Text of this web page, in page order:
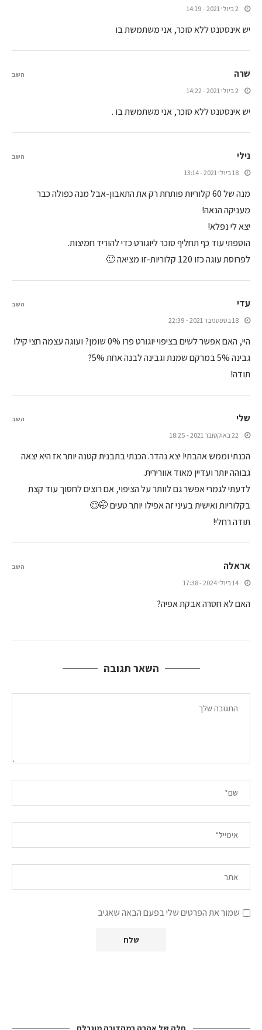
2 ביולי 2021 - 14:19
יש אינסטנט ללא סוכר, אני משתמשת בו
שרה
2 ביולי 2021 - 14:22
יש אינסטנט ללא סוכר, אני משתמשת בו .
השב
נילי
18 ביולי 2021 - 13:14
מנה של 60 קלוריות פותחת רק את התאבון-אבל מנה כפולה כבר
מעניקה הנאה!
יצא לי נפלא!
הוספתי עוד כף תחליף סוכר ליוגורט כדי להוריד חמיצות.
לפרוסת עוגה כזו 120 קלוריות-זו מציאה 🙂
השב
עדי
18 בספטמבר 2021 - 22:39
היי, האם אפשר לשים בציפוי יוגורט פרו 0% שומן? ועוגה עצמה חצי קילו
גבינה 5% במרקם שמנת וגבינה לבנה אחת 5%?
תודה!
השב
שלי
22 באוקטובר 2021 - 18:25
הכנתי וממש אהבתי! יצא נהדר. הכנתי בתבנית קטנה יותר אז היא יצאה
גבוהה יותר ועדיין מאוד אוורירית.
לדעתי לגמרי אפשר גם לוותר על הציפוי, אם רוצים לחסוך עוד קצת
בקלוריות ואישית בעיני זה אפילו יותר טעים 🤭😊
תודה רחלי!
השב
אראלה
14 ביולי 2024 - 17:38
האם לא חסרה אבקת אפיה?
השב
השאר תגובה
שמור את הפרטים שלי בפעם הבאה שאגיב